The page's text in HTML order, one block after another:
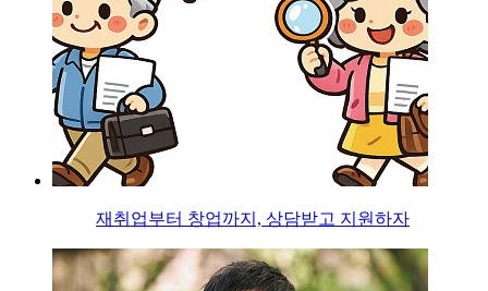
재취업부터 창업까지, 상담받고 지원하자